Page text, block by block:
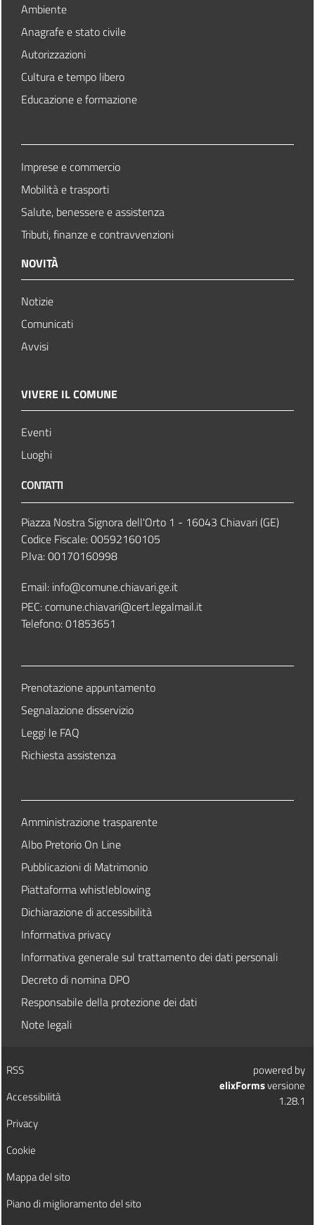
Ambiente
Anagrafe e stato civile
Autorizzazioni
Cultura e tempo libero
Educazione e formazione
Imprese e commercio
Mobilità e trasporti
Salute, benessere e assistenza
Tributi, finanze e contravvenzioni
NOVITÀ
Notizie
Comunicati
Avvisi
VIVERE IL COMUNE
Eventi
Luoghi
CONTATTI
Piazza Nostra Signora dell'Orto 1 - 16043 Chiavari (GE)
Codice Fiscale: 00592160105
P.Iva: 00170160998
Email: info@comune.chiavari.ge.it
PEC: comune.chiavari@cert.legalmail.it
Telefono: 01853651
Prenotazione appuntamento
Segnalazione disservizio
Leggi le FAQ
Richiesta assistenza
Amministrazione trasparente
Albo Pretorio On Line
Pubblicazioni di Matrimonio
Piattaforma whistleblowing
Dichiarazione di accessibilità
Informativa privacy
Informativa generale sul trattamento dei dati personali
Decreto di nomina DPO
Responsabile della protezione dei dati
Note legali
RSS
Accessibilità
Privacy
Cookie
Mappa del sito
Piano di miglioramento del sito
powered by
elixFormsversione
1.28.1